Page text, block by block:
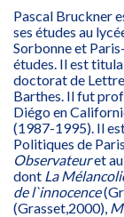
Pascal Bruckner
ses études au
Sorbonne et
études. Il est
doctorat de
Barthes. Il fut
Diégo en
(1987-1995). Il
Politiques de
Observateuret au
dont La
de l`innocence
(Grasset,2000),